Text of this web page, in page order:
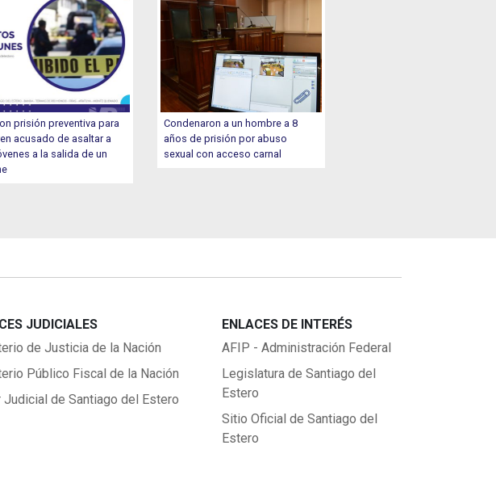
prisión preventiva para
acusado de asaltar a
a la salida de un
Condenaron a un hombre a 8
años de prisión por abuso
sexual con acceso carnal
JUDICIALES
de Justicia de la Nación
Público Fiscal de la Nación
Judicial de Santiago del Estero
ENLACES DE INTERÉS
AFIP - Administración Federal
Legislatura de Santiago del
Estero
Sitio Oficial de Santiago del
Estero